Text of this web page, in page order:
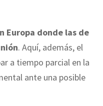
Europa donde las de
. Aquí, además, el
a tiempo parcial en la
ante una posible